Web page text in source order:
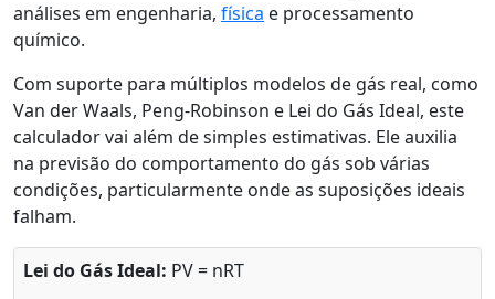
análises em engenharia, física e processamento
químico.
Com suporte para múltiplos modelos de gás real, como
Van der Waals, Peng-Robinson e Lei do Gás Ideal, este
calculador vai além de simples estimativas. Ele auxilia
na previsão do comportamento do gás sob várias
condições, particularmente onde as suposições ideais
falham.
Lei do Gás Ideal: PV = nRT